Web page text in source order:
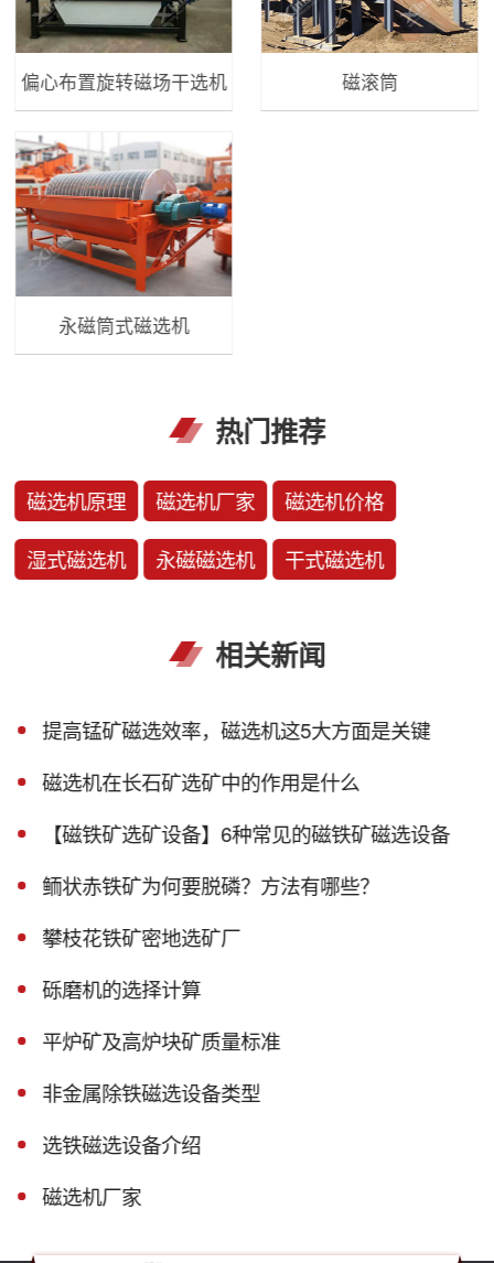
偏心布置旋转磁场干选机 磁滚筒
永磁筒式磁选机
热门推荐
磁选机原理 磁选机厂家 磁选机价格
湿式磁选机 永磁磁选机 干式磁选机
相关新闻
提高锰矿磁选效率，磁选机这5大方面是关键
磁选机在长石矿选矿中的作用是什么
【磁铁矿选矿设备】6种常见的磁铁矿磁选设备
鲕状赤铁矿为何要脱磷？方法有哪些？
攀枝花铁矿密地选矿厂
砾磨机的选择计算
平炉矿及高炉块矿质量标准
非金属除铁磁选设备类型
选铁磁选设备介绍
磁选机厂家